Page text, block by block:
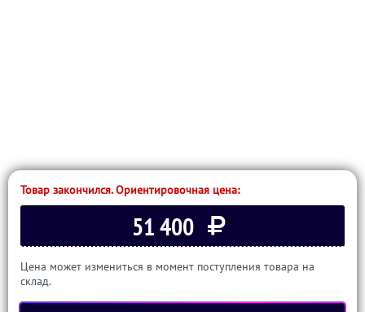
Товар закончился. Ориентировочная цена:
51 400
Цена может измениться в момент поступления товара на
склад.